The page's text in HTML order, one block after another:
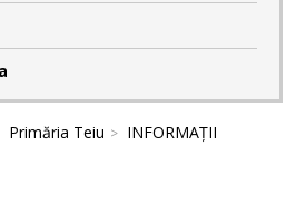
Primăria Teiu
INFORMAȚII